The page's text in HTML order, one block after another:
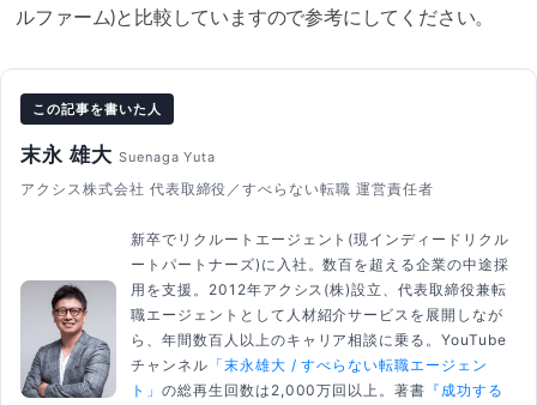
ルファーム)と比較していますので参考にしてください。
この記事を書いた人
末永 雄大 Suenaga Yuta
アクシス株式会社 代表取締役／すべらない転職 運営責任者
新卒でリクルートエージェント(現インディードリクル
ートパートナーズ)に入社。数百を超える企業の中途採
用を支援。2012年アクシス(株)設立、代表取締役兼転
職エージェントとして人材紹介サービスを展開しなが
ら、年間数百人以上のキャリア相談に乗る。YouTube
チャンネル 「末永雄大 / すべらない転職エージェン
ト」 の総再生回数は2,000万回以上。著書 『成功する